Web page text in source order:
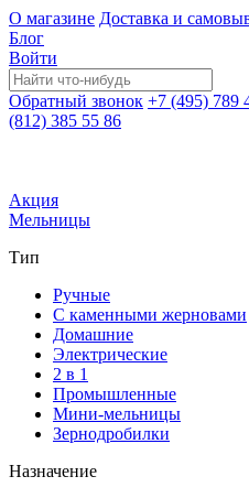
О магазине Доставка и
Блог
Войти
Обратный звонок +7 (495) 789
(812) 385 55 86
Акция
Мельницы
Тип
Ручные
С каменными жерновами
Домашние
Электрические
2 в 1
Промышленные
Мини-мельницы
Зернодробилки
Назначение